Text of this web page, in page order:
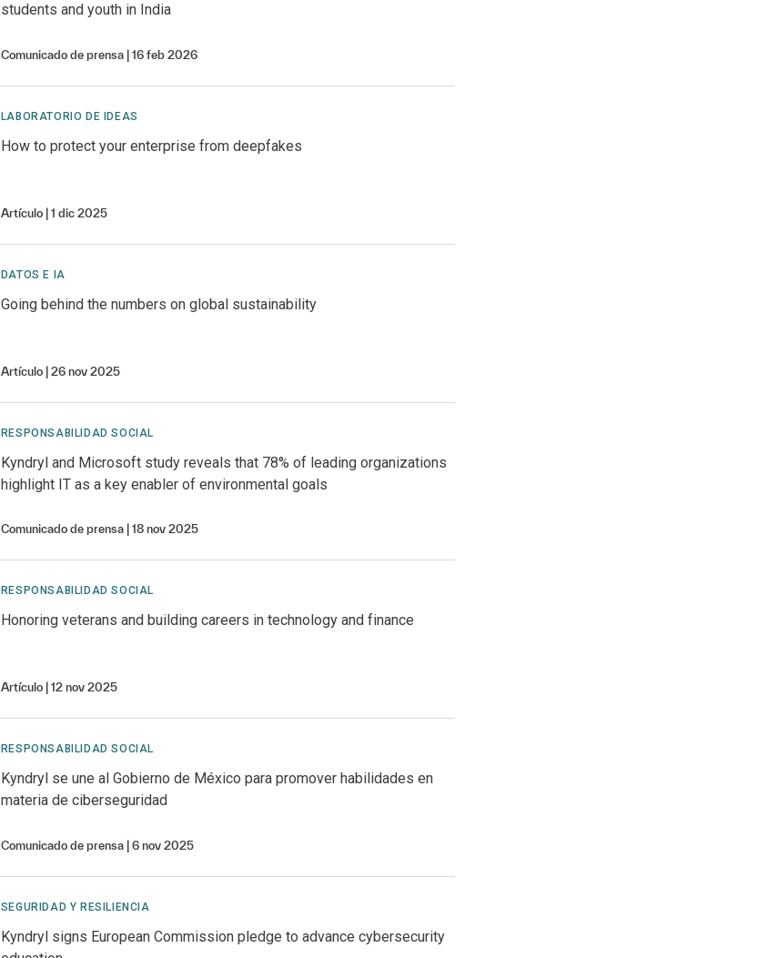
students and youth in India
Comunicado de prensa 16 feb 2026
LABORATORIO DE IDEAS
How to protect your enterprise from deepfakes
Artículo 1 dic 2025
DATOS E IA
Going behind the numbers on global sustainability
Artículo 26 nov 2025
RESPONSABILIDAD SOCIAL
Kyndryl and Microsoft study reveals that 78% of leading organizations
highlight IT as a key enabler of environmental goals
Comunicado de prensa 18 nov 2025
RESPONSABILIDAD SOCIAL
Honoring veterans and building careers in technology and finance
Artículo 12 nov 2025
RESPONSABILIDAD SOCIAL
Kyndryl se une al Gobierno de México para promover habilidades en
materia de ciberseguridad
Comunicado de prensa 6 nov 2025
SEGURIDAD Y RESILIENCIA
Kyndryl signs European Commission pledge to advance cybersecurity